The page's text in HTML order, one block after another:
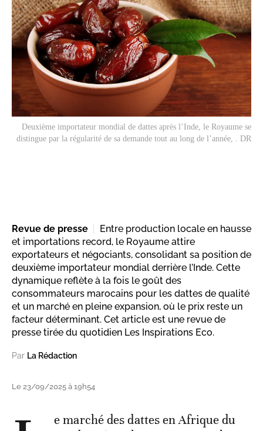
Deuxième importateur mondial de dattes après l’Inde, le Royaume se
distingue par la régularité de sa demande tout au long de l’année, . DR
Revue de presse
Entre production locale en hausse
et importations record, le Royaume attire
exportateurs et négociants, consolidant sa position de
deuxième importateur mondial derrière l’Inde. Cette
dynamique reflète à la fois le goût des
consommateurs marocains pour les dattes de qualité
et un marché en pleine expansion, où le prix reste un
facteur déterminant. Cet article est une revue de
presse tirée du quotidien Les Inspirations Eco.
Par La Rédaction
Le 23/09/2025 à 19h54
e marché des dattes en Afrique du